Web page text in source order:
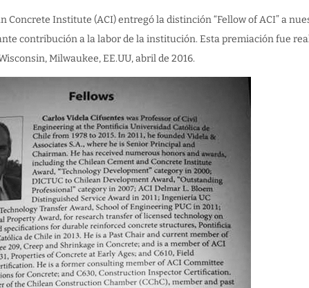
Concrete Institute (ACI) entregó la distinción “Fellow of ACI” a
contribución a la labor de la institución. Esta premiación fue
Milwaukee, EE.UU, abril de 2016.